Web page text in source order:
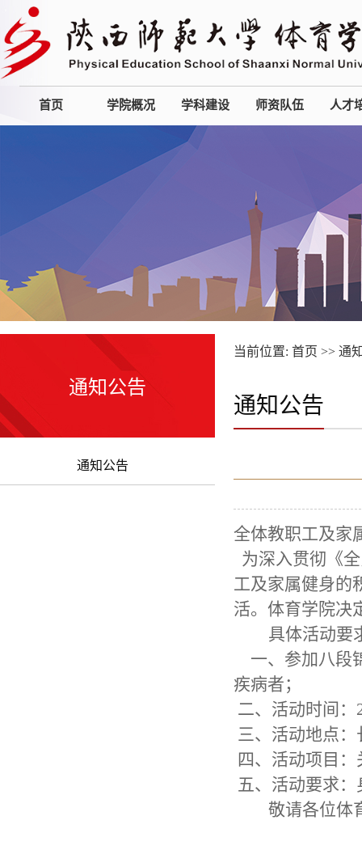
首页 学院概况 学科建设 师资队伍 人才
通知公告
通知公告
当前位置: 首页 >> 通
通知公告
全体教职工及家
为深入贯彻《
工及家属健身的
活。体育学院决
具体活动要
一、参加八段
疾病者；
二、活动时间：
三、活动地点
四、活动项目
五、活动要求
敬请各位体